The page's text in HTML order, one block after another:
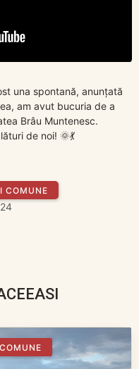
una spontană, anunțată
am avut bucuria de a
Brâu Muntenesc.
de noi! 🌞💃
COMUNE